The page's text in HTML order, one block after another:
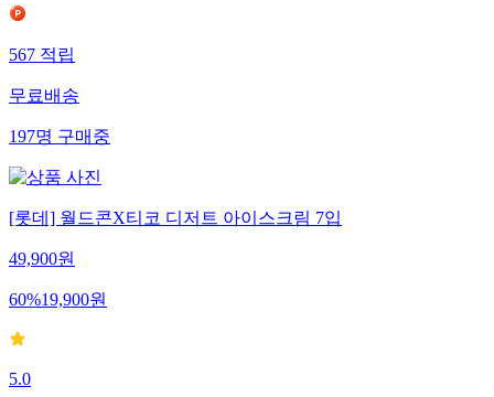
567 적립
무료배송
197명 구매중
[롯데] 월드콘X티코 디저트 아이스크림 7입
49,900원
60%19,900원
5.0